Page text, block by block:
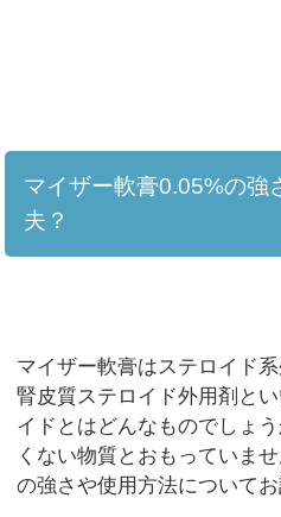
マイザー軟膏0.05%の強
夫？
マイザー軟膏はステロイド
腎皮質ステロイド外用剤と
イドとはどんなものでしょ
くない物質とおもっていま
の強さや使用方法についてお